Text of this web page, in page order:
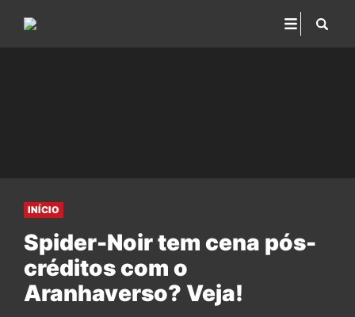
INÍCIO
Spider-Noir tem cena pós-
créditos com o
Aranhaverso? Veja!